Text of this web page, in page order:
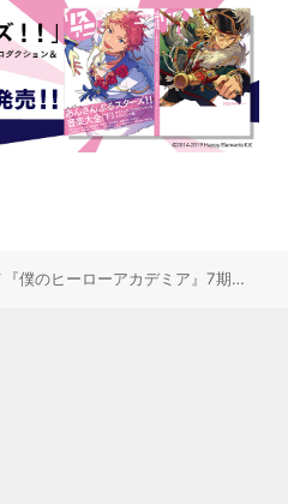
TVアニメ『僕のヒーローアカデミア』7期第2クールOP＆EDテーマ解禁！ノンクレジット映像も公開！